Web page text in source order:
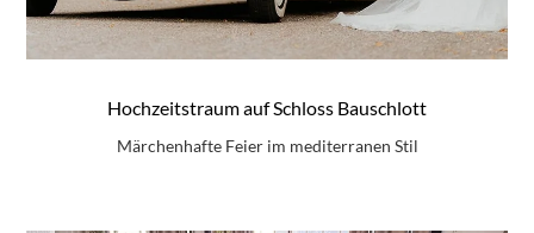
Hochzeitstraum auf Schloss Bauschlott
Märchenhafte Feier im mediterranen Stil